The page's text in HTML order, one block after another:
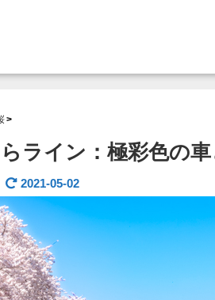
ライン：極彩色の
2021-05-02